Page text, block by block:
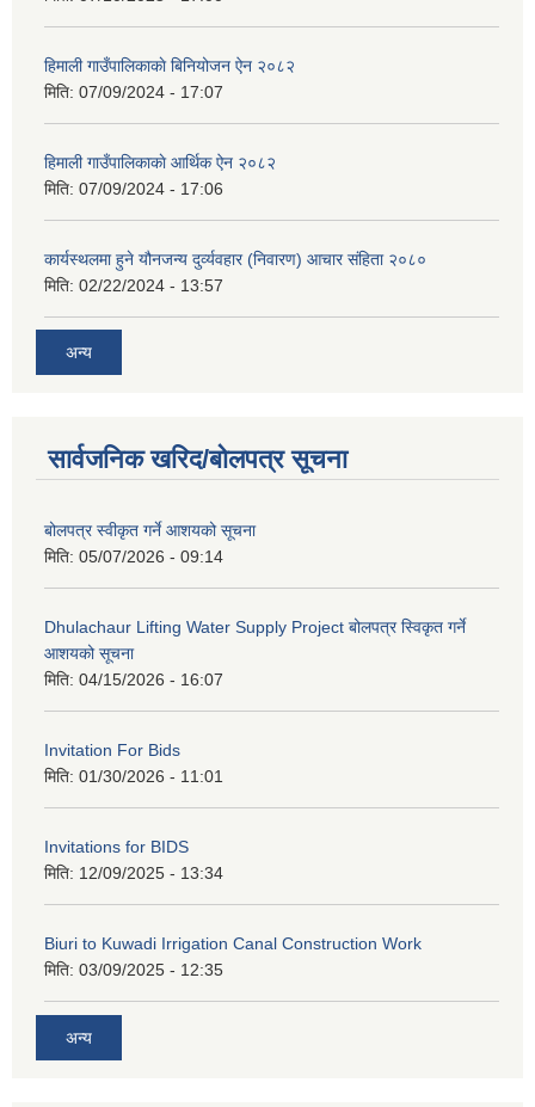
हिमाली गाउँपालिकाकाे बिनियोजन ऐन २०८२
मिति: 07/09/2024 - 17:07
हिमाली गाउँपालिकाकाे आर्थिक ऐन २०८२
मिति: 07/09/2024 - 17:06
कार्यस्थलमा हुने यौनजन्य दुर्व्यवहार (निवारण) आचार संहिता २०८०
मिति: 02/22/2024 - 13:57
अन्य
सार्वजनिक खरिद/बोलपत्र सूचना
बोलपत्र स्वीकृत गर्ने आशयको सूचना
मिति: 05/07/2026 - 09:14
Dhulachaur Lifting Water Supply Project बोलपत्र स्विकृत गर्ने
आशयको सूचना
मिति: 04/15/2026 - 16:07
Invitation For Bids
मिति: 01/30/2026 - 11:01
Invitations for BIDS
मिति: 12/09/2025 - 13:34
Biuri to Kuwadi Irrigation Canal Construction Work
मिति: 03/09/2025 - 12:35
अन्य